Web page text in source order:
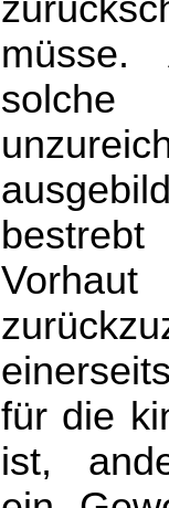
müsse.
für die
ist,